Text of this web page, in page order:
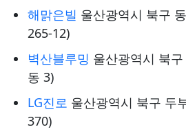
해맑은빌 울산광역시 북구
265-12)
벽산블루밍 울산광역시 북
동 3)
LG진로 울산광역시 북구 두
370)